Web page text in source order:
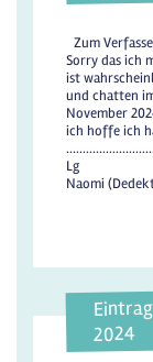
Zum
Sorry das ich
ist
und chatten
November
ich hoffe ich
Lg
Naomi
2024